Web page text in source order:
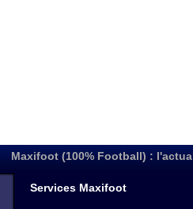
Maxifoot (100% Football) :
Services Maxifoot